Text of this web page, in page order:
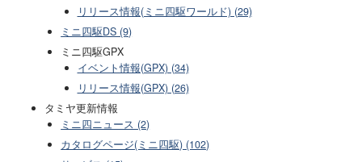
リリース情報(ミニ四駆ワールド) (29)
ミニ四駆DS (9)
ミニ四駆GPX
イベント情報(GPX) (34)
リリース情報(GPX) (26)
タミヤ更新情報
ミニ四ニュース (2)
カタログページ(ミニ四駆) (102)